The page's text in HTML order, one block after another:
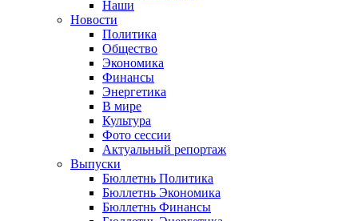
Наши
Новости
Политика
Общество
Экономика
Финансы
Энергетика
В мире
Культура
Фото сессии
Актуальный репортаж
Выпуски
Бюллетнь Политика
Бюллетнь Экономика
Бюллетнь Финансы